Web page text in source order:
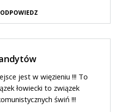
ODPOWIEDZ
jest w więzieniu !!! To
łowiecki to związek
świń !!!